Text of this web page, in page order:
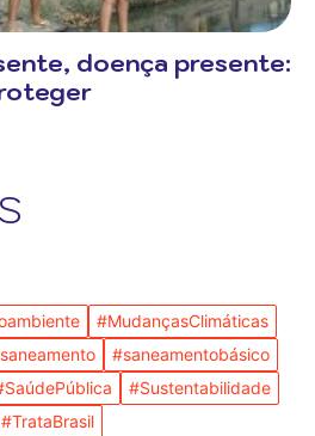
doença presente:
#MudançasClimáticas
#saneamentobásico
#Sustentabilidade
#TrataBrasil